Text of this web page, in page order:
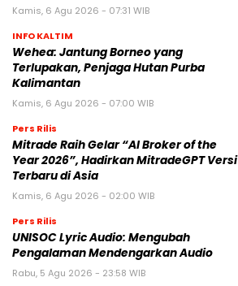
Kamis, 6 Agu 2026 - 07:31 WIB
INFO KALTIM
Wehea: Jantung Borneo yang
Terlupakan, Penjaga Hutan Purba
Kalimantan
Kamis, 6 Agu 2026 - 07:00 WIB
Pers Rilis
Mitrade Raih Gelar “AI Broker of the
Year 2026”, Hadirkan MitradeGPT Versi
Terbaru di Asia
Kamis, 6 Agu 2026 - 02:00 WIB
Pers Rilis
UNISOC Lyric Audio: Mengubah
Pengalaman Mendengarkan Audio
Rabu, 5 Agu 2026 - 23:58 WIB